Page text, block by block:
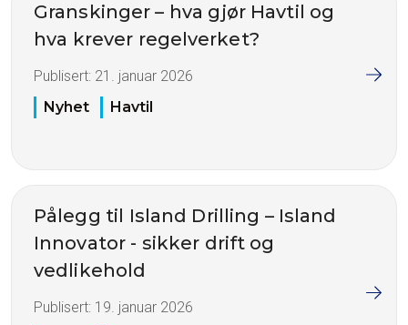
Granskinger – hva gjør Havtil og
hva krever regelverket?
Publisert: 21. januar 2026
Nyhet
Havtil
Pålegg til Island Drilling – Island
Innovator - sikker drift og
vedlikehold
Publisert: 19. januar 2026